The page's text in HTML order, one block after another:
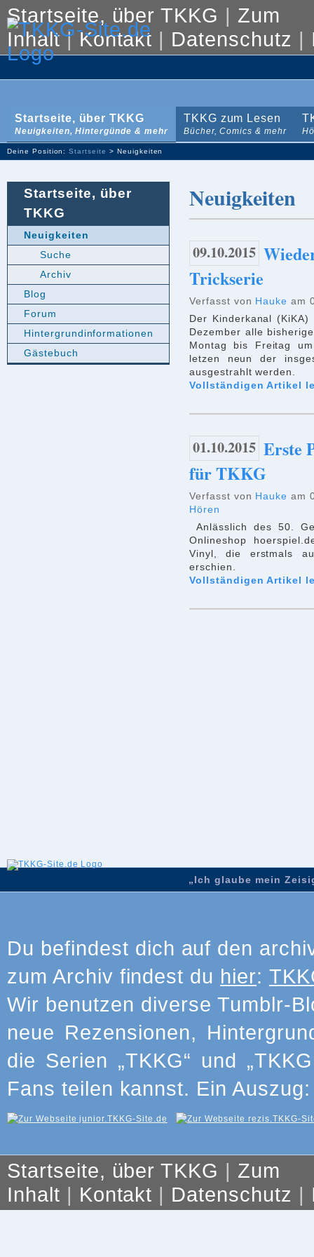
Startseite, über TKKG | Zum
Inhalt|Kontakt | Datenschutz |
Startseite, über TKKG
Neuigkeiten, Hintergünde & mehr
TKKG zum Lesen
Bücher, Comics & mehr
Deine Position:Startseite > Neuigkeiten
Neuigkeiten
09.10.2015
Trickserie
Verfasst von Hauke am
Der Kinderkanal
Dezember alle
Montag bis Freitag
letzen neun der
ausgestrahlt werden.
Vollständigen Artikel
01.10.2015 Erste
für TKKG
Verfasst von Hauke am
Hören
Anlässlich des 50.
Onlineshop
Vinyl, die erstmals
erschien.
Vollständigen Artikel
Startseite, über
TKKG
Neuigkeiten
Suche
Archiv
Blog
Forum
Hintergrundinformationen
Gästebuch
„Ich glaube mein
Du befindest dich auf den
zum Archiv findest du hier:
Wir benutzen diverse Tumblr-
neue Rezensionen,
die Serien „TKKG“ und
Fans teilen kannst. Ein Auszug:
Startseite, über TKKG | Zum
Inhalt | Kontakt | Datenschutz |